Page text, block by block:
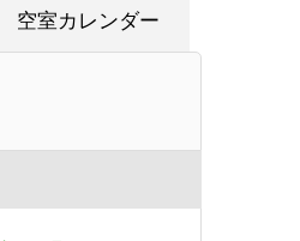
空室カレンダー